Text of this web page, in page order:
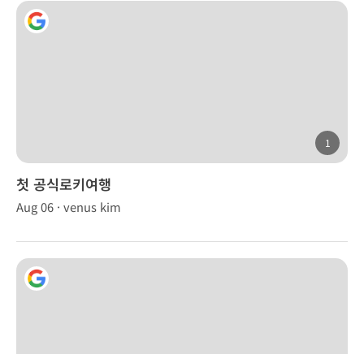
1
첫 공식로키여행
Aug 06 · venus kim